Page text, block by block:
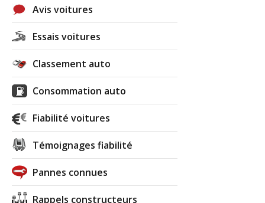
Avis voitures
Essais voitures
Classement auto
Consommation auto
Fiabilité voitures
Témoignages fiabilité
Pannes connues
Rappels constructeurs